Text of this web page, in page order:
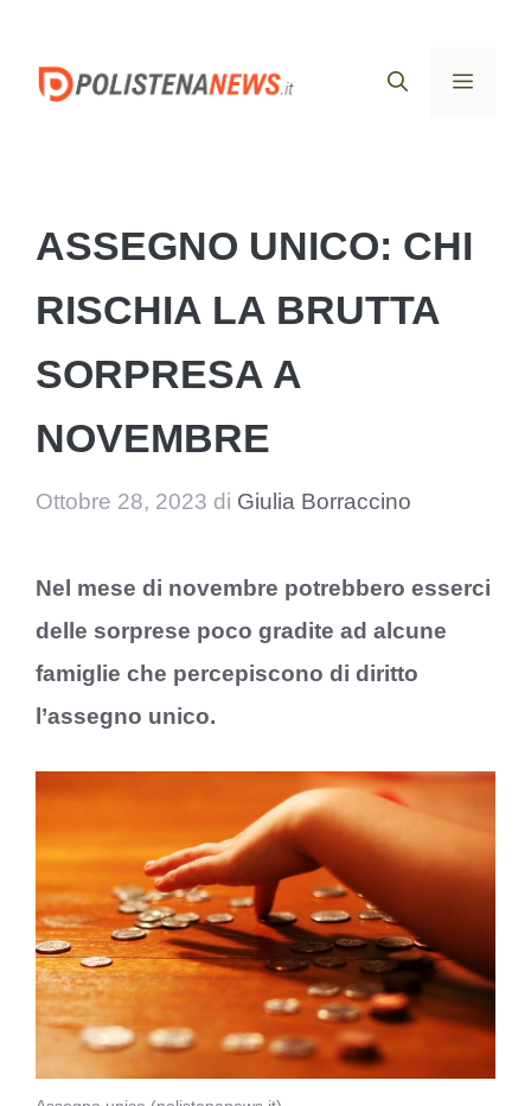
contenuto
Menu
ASSEGNO UNICO: CHI
RISCHIA LA BRUTTA
SORPRESA A
NOVEMBRE
Ottobre 28, 2023 di Giulia Borraccino
Nel mese di novembre potrebbero esserci
delle sorprese poco gradite ad alcune
famiglie che percepiscono di diritto
l’assegno unico.